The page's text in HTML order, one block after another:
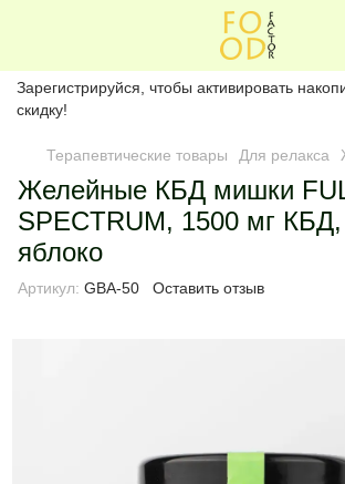
Зарегистрируйся, чтобы активировать
скидку!
Терапевтические товары Для релакса
Желейные КБД мишки
SPECTRUM, 1500 мг
яблоко
Артикул: GBA-50 Оставить отзыв